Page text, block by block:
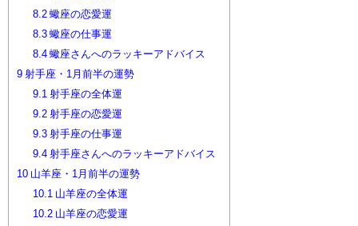
8.2蠍座の恋愛運
8.3蠍座の仕事運
8.4蠍座さんへのラッキーアドバイス
9 射手座・1月前半の運勢
9.1 射手座の全体運
9.2射手座の恋愛運
9.3射手座の仕事運
9.4射手座さんへのラッキーアドバイス
10 山羊座・1月前半の運勢
10.1 山羊座の全体運
10.2山羊座の恋愛運